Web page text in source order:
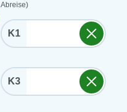
Abreise)
K1
K3